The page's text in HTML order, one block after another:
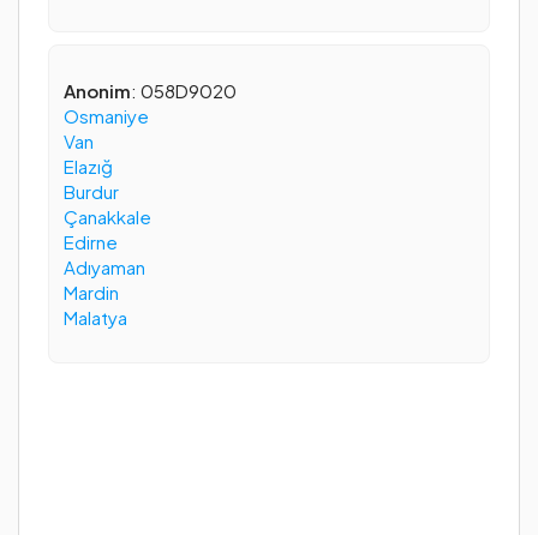
Anonim: 058D9020
Osmaniye
Van
Elazığ
Burdur
Çanakkale
Edirne
Adıyaman
Mardin
Malatya